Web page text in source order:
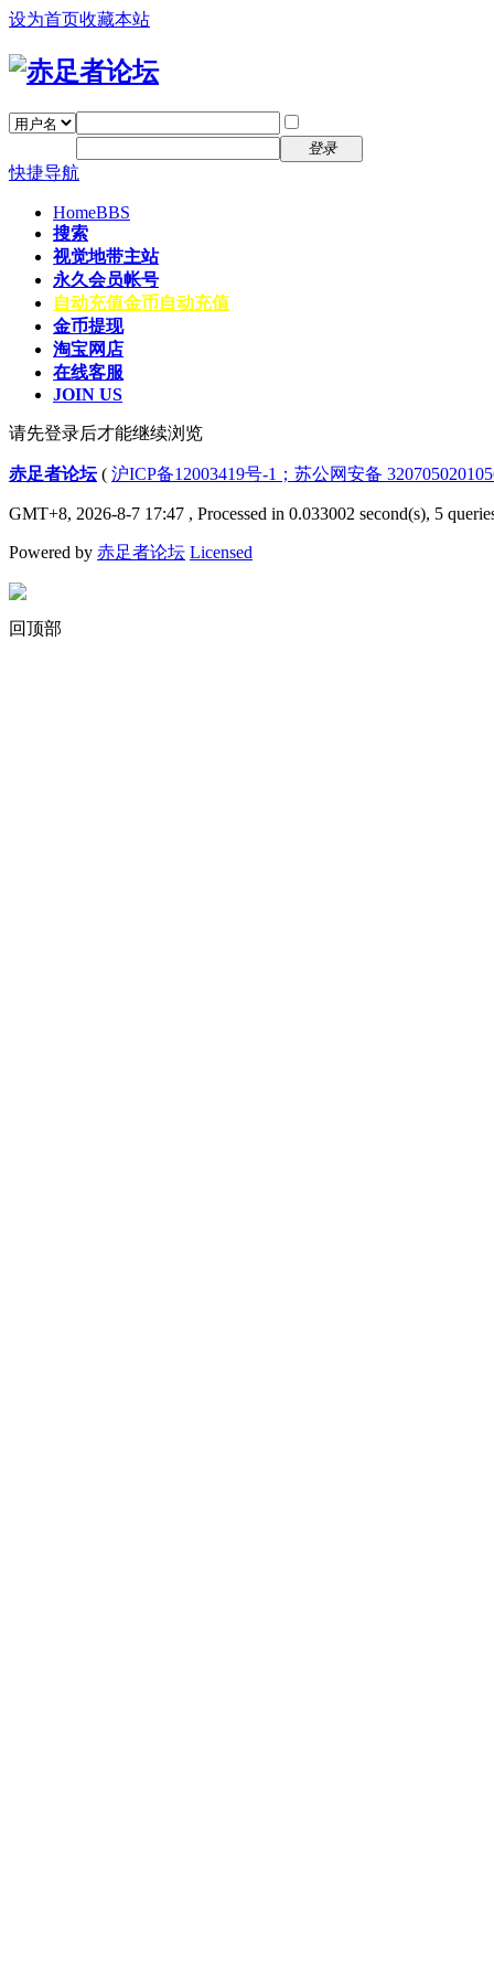
设为首页收藏本站
登录
快捷导航
HomeBBS
搜索
视觉地带主站
永久会员帐号
自动充值金币自动充值
金币提现
淘宝网店
在线客服
JOIN US
请先登录后才能继续浏览
赤足者论坛( 沪ICP备12003419号-1；苏公网安备
GMT+8, 2026-8-7 17:47 , Processed in 0.033002 second(s), 5
Powered by 赤足者论坛 Licensed
回顶部